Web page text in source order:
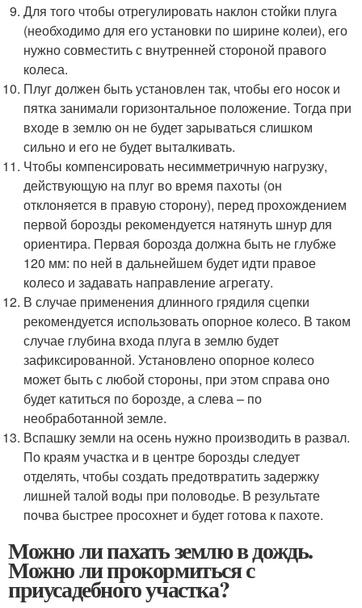
Для того чтобы отрегулировать наклон стойки плуга
(необходимо для его установки по ширине колеи), его
нужно совместить с внутренней стороной правого
колеса.
Плуг должен быть установлен так, чтобы его носок и
пятка занимали горизонтальное положение. Тогда при
входе в землю он не будет зарываться слишком
сильно и его не будет выталкивать.
Чтобы компенсировать несимметричную нагрузку,
действующую на плуг во время пахоты (он
отклоняется в правую сторону), перед прохождением
первой борозды рекомендуется натянуть шнур для
ориентира. Первая борозда должна быть не глубже
120 мм: по ней в дальнейшем будет идти правое
колесо и задавать направление агрегату.
В случае применения длинного грядиля сцепки
рекомендуется использовать опорное колесо. В таком
случае глубина входа плуга в землю будет
зафиксированной. Установлено опорное колесо
может быть с любой стороны, при этом справа оно
будет катиться по борозде, а слева – по
необработанной земле.
Вспашку земли на осень нужно производить в развал.
По краям участка и в центре борозды следует
отделять, чтобы создать предотвратить задержку
лишней талой воды при половодье. В результате
почва быстрее просохнет и будет готова к пахоте.
Можно ли пахать землю в дождь.
Можно ли прокормиться с
приусадебного участка?